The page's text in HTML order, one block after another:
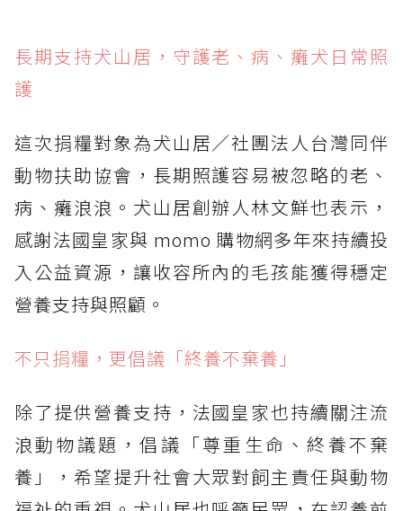
長期支持犬山居，守護老、病、癱犬日常照
護
這次捐糧對象為犬山居／社團法人台灣同伴
動物扶助協會，長期照護容易被忽略的老、
病、癱浪浪。犬山居創辦人林文鮮也表示，
感謝法國皇家與 momo 購物網多年來持續投
入公益資源，讓收容所內的毛孩能獲得穩定
營養支持與照顧。
不只捐糧，更倡議「終養不棄養」
除了提供營養支持，法國皇家也持續關注流
浪動物議題，倡議「尊重生命、終養不棄
養」，希望提升社會大眾對飼主責任與動物